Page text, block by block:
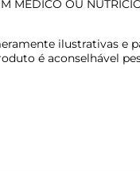
MÉDICO OU
ilustrativas e
é aconselhável